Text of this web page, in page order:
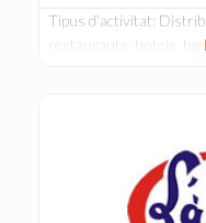
Tipus d’activitat:
restaurants, hotels,